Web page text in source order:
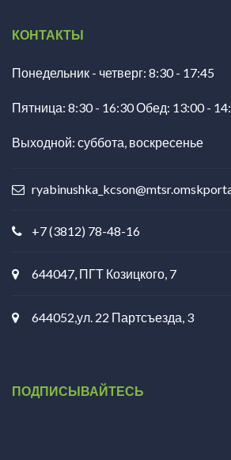
КОНТАКТЫ
Понедельник - четверг: 8:30 - 17:45
Пятница: 8:30 - 16:30 Обед: 13:00 -
Выходной: суббота, воскресенье
+7 (3812) 78-48-16
644047, ПГТ Козицкого, 7
644052,ул. 22 Партсъезда, 3
ПОДПИСЫВАЙТЕСЬ